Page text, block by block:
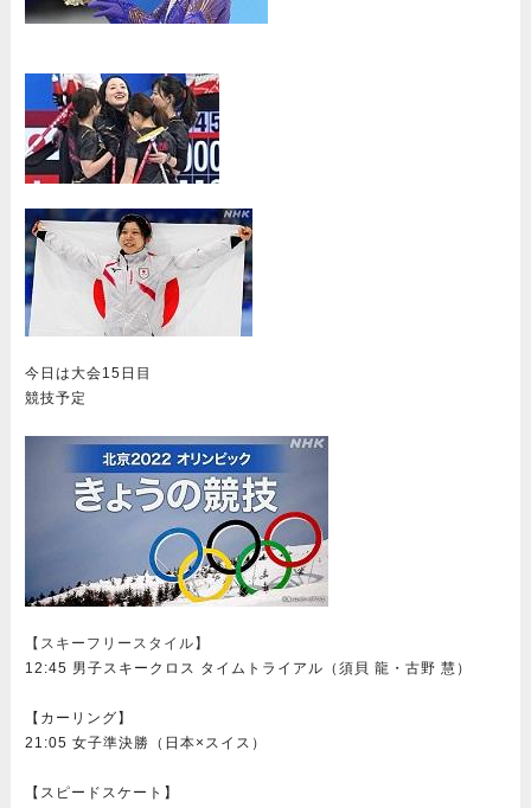
今日は大会15日目
競技予定
【スキーフリースタイル】
12:45 男子スキークロス タイムトライアル（須貝 龍・古野 慧）
【カーリング】
21:05 女子準決勝（日本×スイス）
【スピードスケート】